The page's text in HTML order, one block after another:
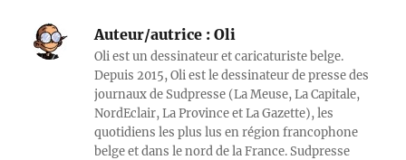
Auteur/autrice : Oli
Oli est un dessinateur et caricaturiste belge.
Depuis 2015, Oli est le dessinateur de presse des
journaux de Sudpresse (La Meuse, La Capitale,
NordEclair, La Province et La Gazette), les
quotidiens les plus lus en région francophone
belge et dans le nord de la France. Sudpresse